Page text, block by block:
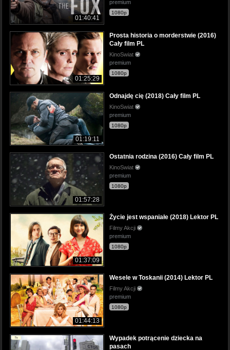
01:40:41
premium
1080p
01:25:29
Prosta historia o morderstwie (2016)
Cały film PL
KinoSwiat
premium
1080p
01:19:11
Odnajdę cię (2018) Cały film PL
KinoSwiat
premium
1080p
01:57:28
Ostatnia rodzina (2016) Cały film PL
KinoSwiat
premium
1080p
01:37:09
Życie jest wspaniałe (2018) Lektor PL
Filmy Akcji
premium
1080p
01:44:13
Wesele w Toskanii (2014) Lektor PL
Filmy Akcji
premium
1080p
Wypadek potrącenie dziecka na
pasach